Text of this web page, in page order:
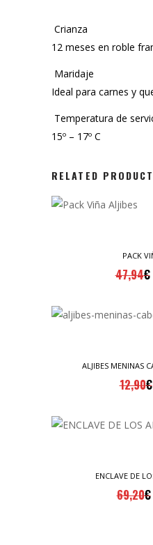
Crianza
12 meses en roble
Maridaje
Ideal para carnes y
Temperatura de
15º – 17º C
RELATED
PACK
47,94€
ALJIBES MENINAS
12,90€
ENCLAVE DE
69,20€